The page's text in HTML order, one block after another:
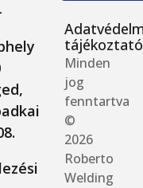
tájékoztató
Minden
jog
fenntartva
©
2026
Roberto
Welding